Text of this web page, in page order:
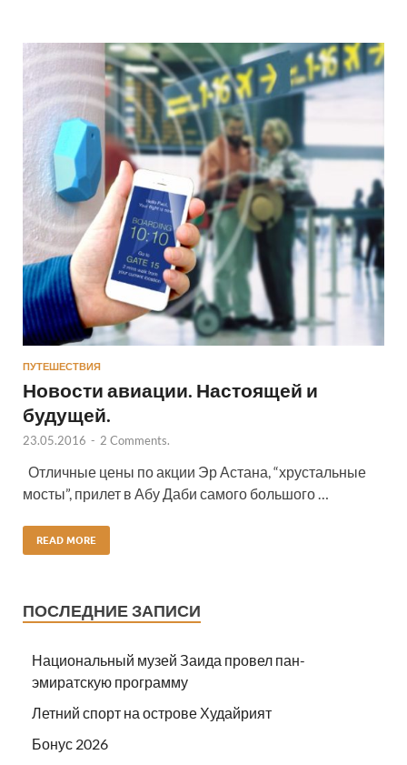
ПУТЕШЕСТВИЯ
Новости авиации. Настоящей и
будущей.
23.05.2016 - 2 Comments.
Отличные цены по акции Эр Астана, “хрустальные
мосты”, прилет в Абу Даби самого большого …
READ MORE
ПОСЛЕДНИЕ ЗАПИСИ
Национальный музей Заида провел пан-
эмиратскую программу
Летний спорт на острове Худайрият
Бонус 2026